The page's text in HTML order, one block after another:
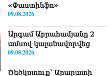
«Փաստինֆո»
09.08.2026
Արգամ Աբրահամյանը 2
ամսով կալանավորվեց
09.08.2026
Ծեծկռտnւք՝ Արարատի